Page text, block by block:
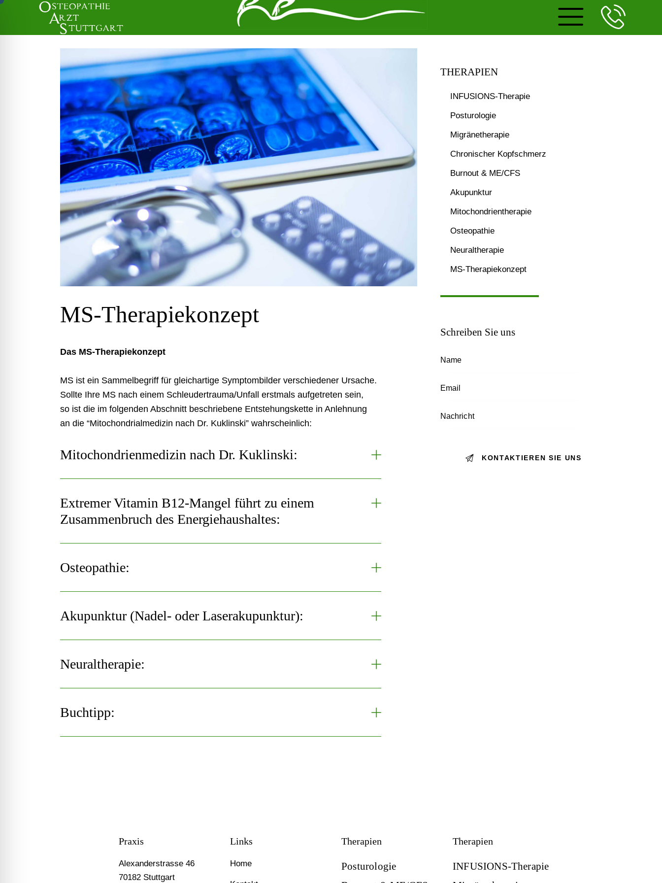
MS-Therapiekonzept
Das MS-Therapiekonzept
MS ist ein Sammelbegriff für gleichartige Symptombilder verschiedener Ursache.
Sollte Ihre MS nach einem Schleudertrauma/Unfall erstmals aufgetreten sein,
so ist die im folgenden Abschnitt beschriebene Entstehungskette in Anlehnung
an die “Mitochondrialmedizin nach Dr. Kuklinski” wahrscheinlich:
Mitochondrienmedizin nach Dr. Kuklinski:
Extremer Vitamin B12-Mangel führt zu einem
Zusammenbruch des Energiehaushaltes:
Osteopathie:
Akupunktur (Nadel- oder Laserakupunktur):
Neuraltherapie:
Buchtipp:
THERAPIEN
INFUSIONS-Therapie
Posturologie
Migränetherapie
Chronischer Kopfschmerz
Burnout & ME/CFS
Akupunktur
Mitochondrientherapie
Osteopathie
Neuraltherapie
MS-Therapiekonzept
Schreiben Sie uns
Praxis
Alexanderstrasse 46
70182 Stuttgart
Links
Home
Therapien
Posturologie
Therapien
INFUSIONS-Therapie